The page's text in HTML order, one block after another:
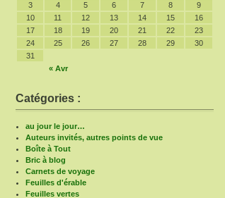
« Avr
3
4 5 6 7 8
9
10
11 12 13 14 15
16
17
18 19 20 21 22
23
24
25 26 27 28 29
30
31
Catégories :
au jour le jour…
Auteurs invités, autres points de vue
Boîte à Tout
Bric à blog
Carnets de voyage
Feuilles d'érable
Feuilles vertes